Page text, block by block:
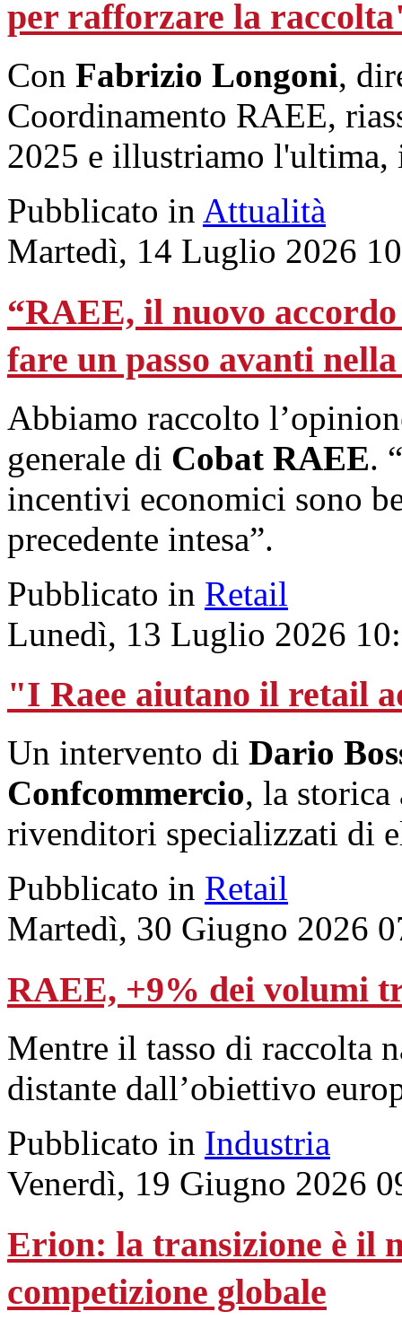
per rafforzare la
Con Fabrizio Longoni,
Coordinamento RAEE,
2025 e illustriamo l'ultima,
Pubblicato in Attualità
Martedì, 14 Luglio 2026
“RAEE, il nuovo
fare un passo avanti
Abbiamo raccolto
generale di Cobat RAEE.
incentivi economici sono
precedente intesa”.
Pubblicato in Retail
Lunedì, 13 Luglio 2026
"I Raee aiutano il retail
Un intervento di Dario
Confcommercio, la storica
rivenditori specializzati di
Pubblicato in Retail
Martedì, 30 Giugno 2026
RAEE, +9% dei volumi
Mentre il tasso di raccolta
distante dall’obiettivo
Pubblicato in Industria
Venerdì, 19 Giugno 2026
Erion: la transizione è il
competizione globale